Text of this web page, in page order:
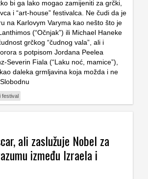
bi ga lako mogao zamijeniti za grčki,
i “art-house” festivalca. Ne čudi da je
na Karlovym Varyma kao nešto što je
(“Očnjak”) ili Michael Haneke
grčkog “čudnog vala”, ali i
s potpisom Jordana Peelea
Severin Fiala (“Laku noć, mamice”),
daleka grmljavina koja možda i ne
festival
ali zaslužuje Nobel za
između Izraela i